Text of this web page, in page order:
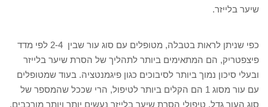
שיער בלייזר.
כפי שניתן לראות בטבלה, מטופלים עם סוג עור שבין 2-4 לפי מדד
פיצפטריק, הם המתאימים ביותר לתהליך של הסרת שיער בלייזר
ובעלי סיכון נמוך ביותר לסיבוכים כגון פיגמנטציה. בעוד שמטופלים
עם עור מסוג 1 הם הקלים ביותר לטיפול, הרי שככל שהמספר של
סוג העור גדל, טיפולי הסרת שיער בלייזר נעשים יותר ויותר מורכבים.